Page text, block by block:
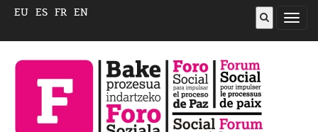
ireki
EU ES FR EN